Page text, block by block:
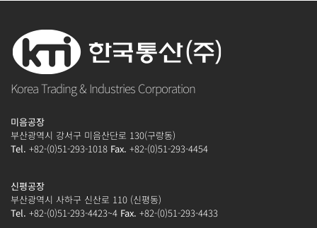
최초,
최대,폭 2,000 / 길이 6,000
최고,판매 매출 1위
Korea Trading & Industries Corporation
미음공장
부산광역시 강서구 미음산단로 130(구랑동)
Tel. +82-(0)51-293-1018 Fax. +82-(0)51-293-4454
신평공장
부산광역시 사하구 신산로 110 (신평동)
Tel. +82-(0)51-293-4423~4 Fax. +82-(0)51-293-4433